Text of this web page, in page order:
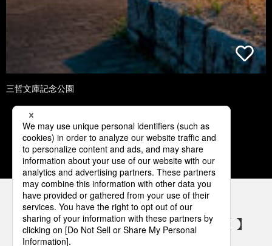
三哲文庫記念公園
1 2 3 4 5
パナソニックの電気設備 SNSアカウント